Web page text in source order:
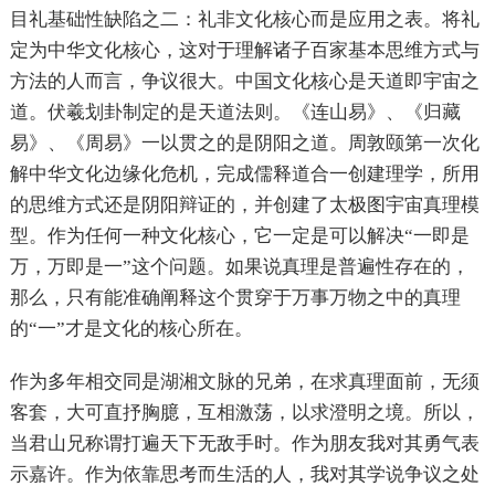
目礼基础性缺陷之二：礼非文化核心而是应用之表。将礼
定为中华文化核心，这对于理解诸子百家基本思维方式与
方法的人而言，争议很大。中国文化核心是天道即宇宙之
道。伏羲划卦制定的是天道法则。《连山易》、《归藏
易》、《周易》一以贯之的是阴阳之道。周敦颐第一次化
解中华文化边缘化危机，完成儒释道合一创建理学，所用
的思维方式还是阴阳辩证的，并创建了太极图宇宙真理模
型。作为任何一种文化核心，它一定是可以解决“一即是
万，万即是一”这个问题。如果说真理是普遍性存在的，
那么，只有能准确阐释这个贯穿于万事万物之中的真理
的“一”才是文化的核心所在。
作为多年相交同是湖湘文脉的兄弟，在求真理面前，无须
客套，大可直抒胸臆，互相激荡，以求澄明之境。所以，
当君山兄称谓打遍天下无敌手时。作为朋友我对其勇气表
示嘉许。作为依靠思考而生活的人，我对其学说争议之处